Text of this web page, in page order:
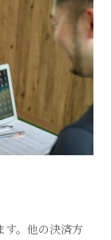
す。他の決済方